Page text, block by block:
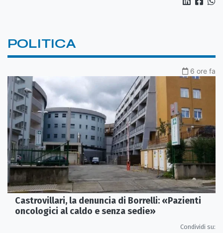
POLITICA
6 ore fa
Castrovillari, la denuncia di Borrelli: «Pazienti
oncologici al caldo e senza sedie»
Condividi su: